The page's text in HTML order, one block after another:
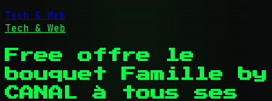
Tech & Web
Tech & Web
Free offre le
bouquet Famille by
CANAL à tous ses